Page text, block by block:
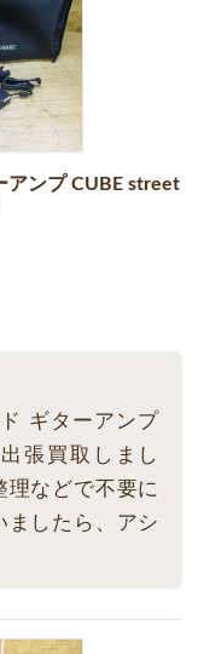
アンプ CUBE street
ギターアンプ
出張買取しまし
理などで不要に
ましたら、アシ